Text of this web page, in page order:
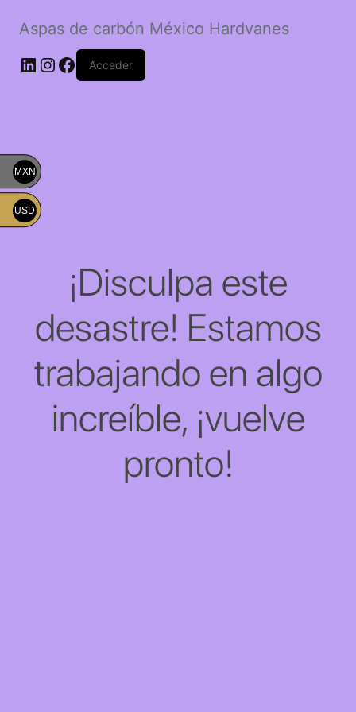
Aspas de carbón México Hardvanes
LinkedIn
Instagram
Facebook
Acceder
¡Disculpa este
desastre! Estamos
trabajando en algo
increíble, ¡vuelve
pronto!
MXN
USD